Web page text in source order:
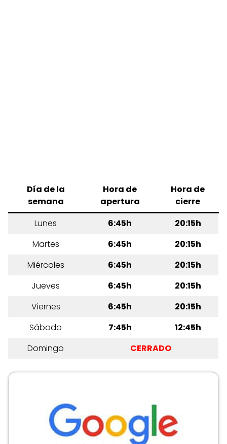
Día de la
semana
Hora de
apertura
Hora de
cierre
Lunes
6:45h
20:15h
Martes
6:45h
20:15h
Miércoles
6:45h
20:15h
Jueves
6:45h
20:15h
Viernes
6:45h
20:15h
Sábado
7:45h
12:45h
Domingo
CERRADO